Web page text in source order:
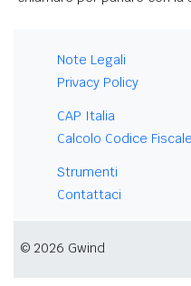
Note Legali
Privacy Policy
CAP Italia
Calcolo Codice Fiscale
Strumenti
Contattaci
© 2026 Gwind